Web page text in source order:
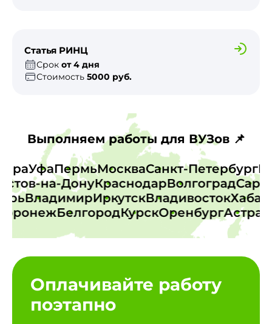
Статья РИНЦ
Срок от 4 дня
Стоимость 5000 руб.
Выполняем работы для ВУЗов 📌
УфаПермьМоскваСанкт-Петербург
на-ДонуКраснодарВолгоград
ВладимирИркутскВладивосток
БелгородКурскОренбург
Оплачивайте работу
поэтапно